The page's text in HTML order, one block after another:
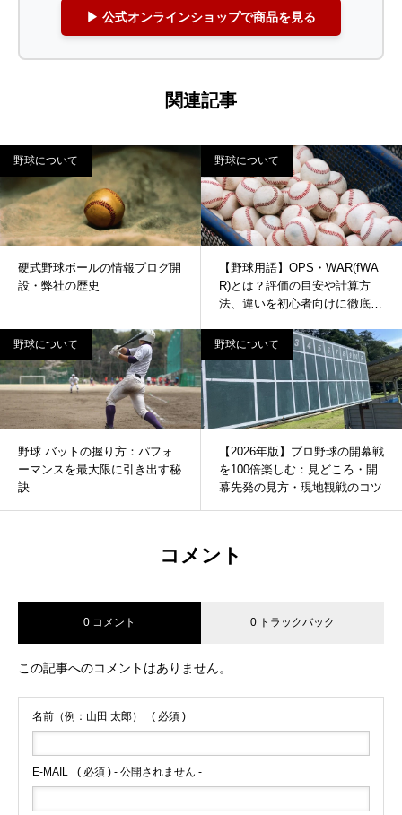
▶ 公式オンラインショップで商品を見る
関連記事
野球について
硬式野球ボールの情報ブログ開
設・弊社の歴史
野球について
【野球用語】OPS・WAR(fWA
R)とは？評価の目安や計算方
法、違いを初心者向けに徹底解
野球について
野球 バットの握り方：パフォ
ーマンスを最大限に引き出す秘
訣
野球について
【2026年版】プロ野球の開幕戦
を100倍楽しむ：見どころ・開
幕先発の見方・現地観戦のコツ
コメント
0 コメント 0 トラックバック
この記事へのコメントはありません。
名前（例：山田 太郎） ( 必須 )
E-MAIL ( 必須 ) - 公開されません -